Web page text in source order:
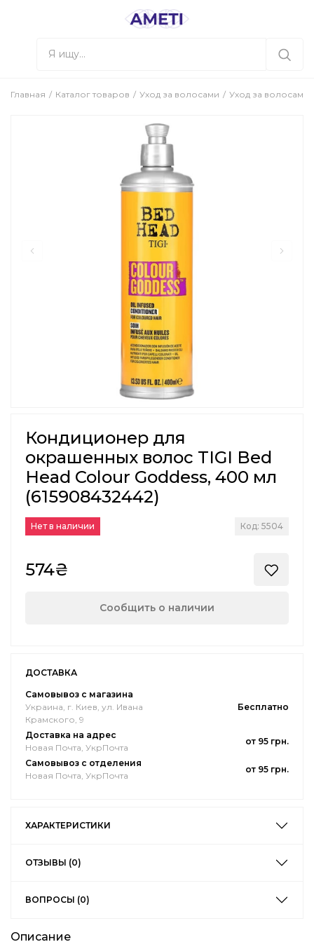
Главная Каталог товаров Уход за волосами Уход за волосами
Кондиционер для
окрашенных волос TIGI Bed
Head Colour Goddess, 400 мл
(615908432442)
Нет в наличии Код: 5504
574₴
Сообщить о наличии
ДОСТАВКА
Самовывоз с магазина
Украина, г. Киев, ул. Ивана
Крамского, 9
Бесплатно
Доставка на адрес
Новая Почта, УкрПочта
от 95 грн.
Самовывоз с отделения
Новая Почта, УкрПочта
от 95 грн.
ХАРАКТЕРИСТИКИ
ОТЗЫВЫ (0)
ВОПРОСЫ (0)
Описание